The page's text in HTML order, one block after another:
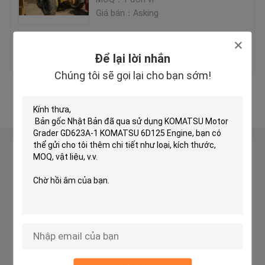
Để lại lời nhắn
Chúng tôi sẽ gọi lại cho bạn sớm!
KOMATSU Bulldozer đã qua sử dụng
Sử dụng CAT Grader
Máy xúc CAT đã qua sử dụng
Máy xúc CAT đã qua sử dụng
Máy xúc KOMATSU đã qua sử dụng
KOMATSU Grader đã qua sử dụng
Giá bán：Asking
Liên hệ chúng tôi
Để lại lời nhắn